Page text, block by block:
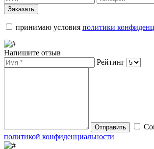
Заказать
принимаю условия политики
Напишите отзыв
Рейтинг
Отправить
политикой конфиденциальности